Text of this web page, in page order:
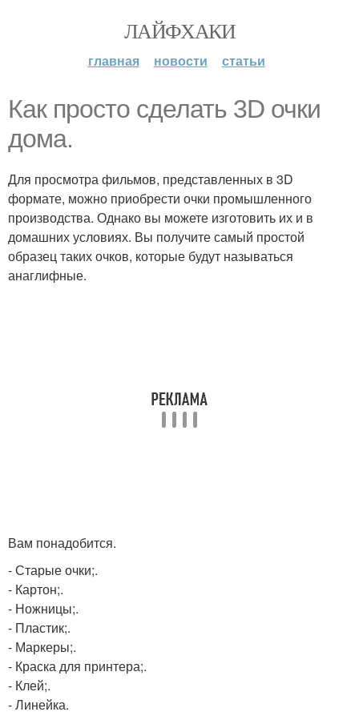
ЛАЙФХАКИ
главная новости статьи
Как просто сделать 3D очки
дома.
Для просмотра фильмов, представленных в 3D
формате, можно приобрести очки промышленного
производства. Однако вы можете изготовить их и в
домашних условиях. Вы получите самый простой
образец таких очков, которые будут называться
анаглифные.
Вам понадобится.
- Старые очки;.
- Картон;.
- Ножницы;.
- Пластик;.
- Маркеры;.
- Краска для принтера;.
- Клей;.
- Линейка.